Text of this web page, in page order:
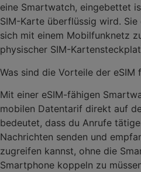
eine Smartwatch, eingebettet
SIM-Karte überflüssig wird.
sich mit einem Mobilfunknetz
physischer SIM-
Was sind die Vorteile der eSIM
Mit einer eSIM-fähigen
mobilen Datentarif direkt auf
bedeutet, dass du Anrufe
Nachrichten senden und
zugreifen kannst, ohne die
Smartphone koppeln zu